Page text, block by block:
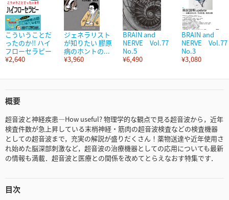
こういうことだ
ったのか!! ハイ
フローセラピー
¥2,640
ジェネラリスト
が知りたい 膠原
病のホントの...
¥3,960
BRAIN and
NERVE Vol.77
No.5
¥6,490
BRAIN and
NERVE Vol.77
No.3
¥3,080
概要
超音波と神経疾患―How useful? 物理学的な観点で見る超音波から，近年
検査件数が急上昇している末梢神経・筋肉の超音波検査などの検査機器
としての超音波まで，充実の解説が盛りだくさん！薬物送達や近年使用さ
れ始めた脳深部刺激など，超音波の治療機器としての応用についても最新
の情報も満載．超音波と医療との関係を改めてとらえなおす特集です．
目次